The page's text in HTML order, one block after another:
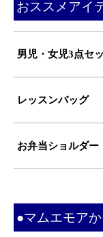
おススメアイ
男児・女児3点セ
レッスンバッグ
お弁当ショルダー
●マムエモアか